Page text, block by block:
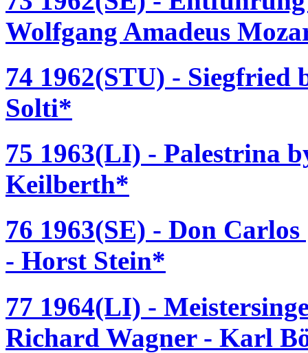
Wolfgang Amadeus
74 1962(STU) - Siegfried
Solti*
75 1963(LI) - Palestrina
Keilberth*
76 1963(SE) - Don
- Horst Stein*
77 1964(LI) -
Richard Wagner - Karl